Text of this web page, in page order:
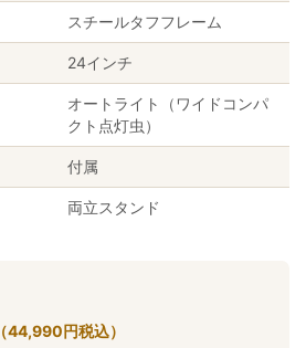
スチールタフフレーム
24インチ
オートライト（ワイドコンパ
クト点灯虫）
付属
両立スタンド
（44,990円税込）